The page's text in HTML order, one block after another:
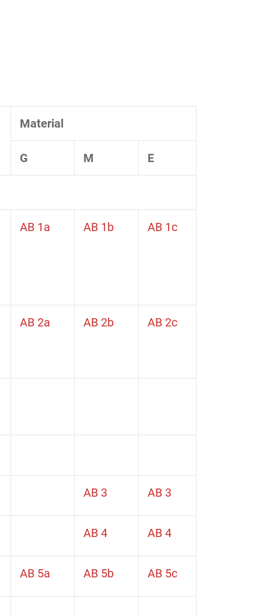
Material
G M E
AB 1a AB 1b AB 1c
AB 2a AB 2b AB 2c
AB 3 AB 3
AB 4 AB 4
AB 5a AB 5b AB 5c